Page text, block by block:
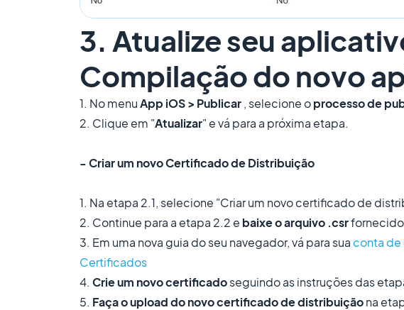
3. Atualize seu
Compilação do novo
1. No menuApp iOS > Publicar, selecione oprocesso de
2. Clique em "Atualizar" e vá para a próxima etapa.
- Criar um novo Certificado de Distribuição
1. Na etapa 2.1, selecione "Criar um novo certificado de
2. Continue para a etapa 2.2 e baixe o arquivo .csr
3. Em uma nova guia do seu navegador, vá para sua conta de
Certificados
4. Crie um novo certificadoseguindo as instruções das
5. Faça o upload do novo certificado de distribuiçãona